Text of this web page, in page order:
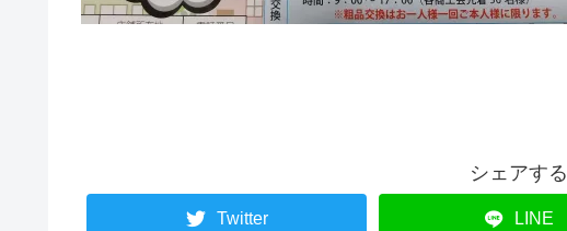
シェアする
Twitter LINE